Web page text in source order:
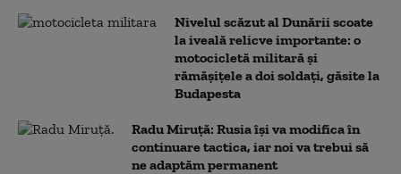
Nivelul scăzut al Dunării scoate
la iveală relicve importante: o
motocicletă militară și
rămășițele a doi soldați, găsite la
Budapesta
Radu Miruță: Rusia își va modifica în
continuare tactica, iar noi va trebui să
ne adaptăm permanent